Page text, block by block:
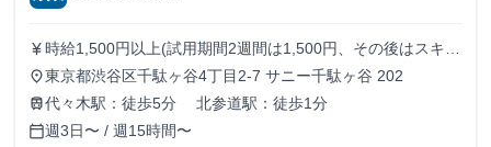
currency_yen 時給1,500円以上(試用期間2週間は1,500円、その後はスキル
に応じた金額を支給) ※ご経験によってオファー条件は変動
する可能性がございます。 ※金額によっては、業務委託契
約での採用となる場合もございます。
place東京都渋谷区千駄ヶ谷4丁目2-7 サニー千駄ヶ谷 202
train代々木駅：徒歩5分 北参道駅：徒歩1分
calendar_today週3日〜 / 週15時間〜